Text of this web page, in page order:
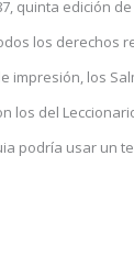
quinta edición
los derechos
impresión, los
los del
podría usar un